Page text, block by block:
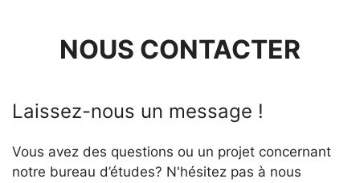
NOUS CONTACTER
Laissez-nous un message !
Vous avez des questions ou un projet concernant
notre bureau d’études? N'hésitez pas à nous